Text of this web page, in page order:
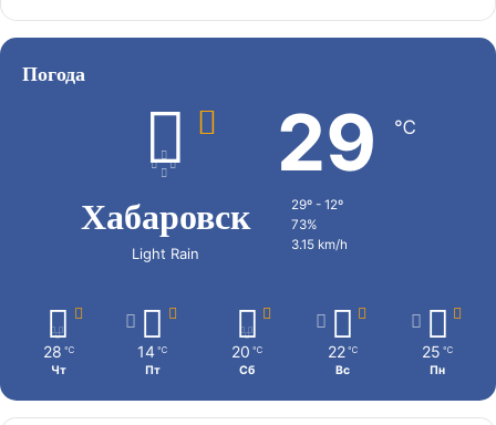
Погода
Хабаровск
Light Rain
29 ℃
29º - 12º
73%
3.15 km/h
28 ℃
Чт
14 ℃
Пт
20 ℃
Сб
22 ℃
Вс
25 ℃
Пн